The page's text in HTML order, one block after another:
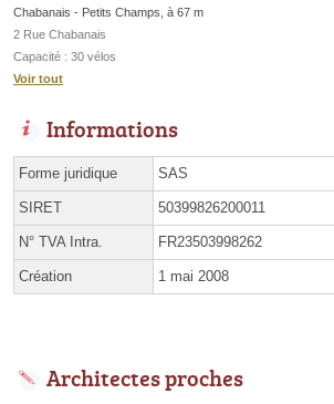
Chabanais - Petits Champs, à 67 m
2 Rue Chabanais
Capacité : 30 vélos
Voir tout
Informations
Forme juridique SAS
SIRET 50399826200011
N° TVA Intra. FR23503998262
Création 1 mai 2008
Architectes proches